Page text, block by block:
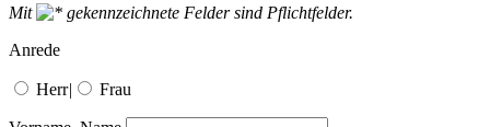
Mit
gekennzeichnete Felder sind Pflichtfelder.
Anrede
Herr| Frau